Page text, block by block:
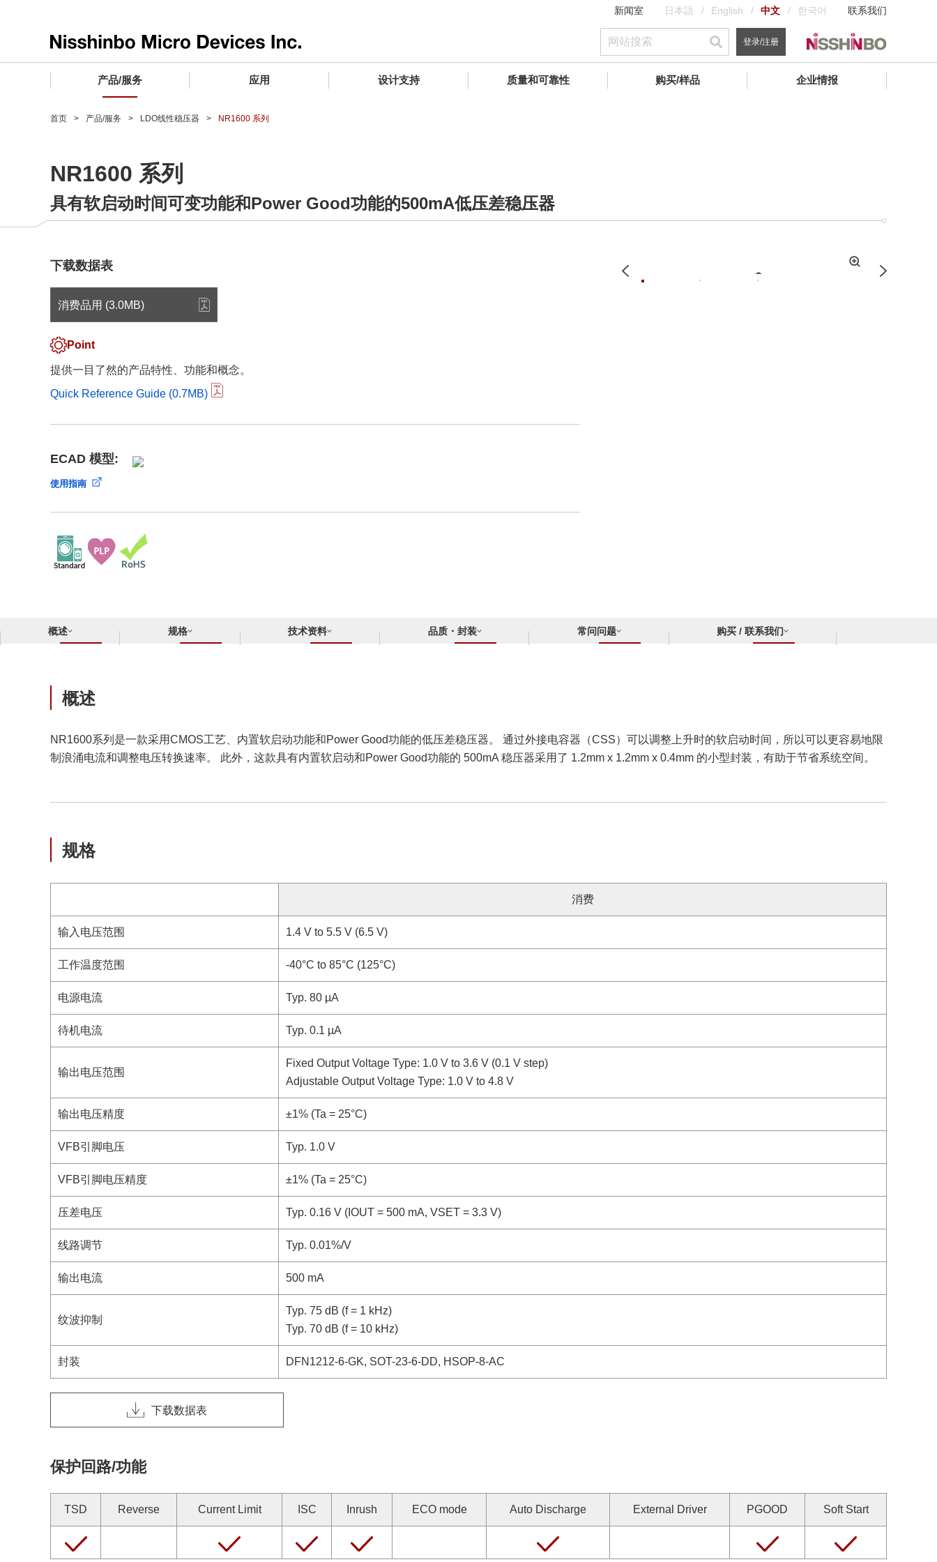
新闻室 日本語 English 中文 한국어 联系我们
登录/注册
产品/服务
微波产品
晶圆代工服务
应用
车载用IC
工业设备用IC
微波产品
设计支持
微波产品
寻找交叉参考产品
质量和可靠性
电子器件
微波产品
购买/样品
微波产品
企业情报
企业理念
公司简介
业务地点
CSR活动 (日本)
合规举报中心
了解⽇清纺微电⼦株式会社
首页 产品/服务 LDO线性稳压器 NR1600 系列
NR1600 系列
具有软启动时间可变功能和Power Good功能的500mA低压差稳压器
下载数据表
消费品用 (3.0MB)
Point
提供一目了然的产品特性、功能和概念。
Quick Reference Guide (0.7MB)
ECAD 模型:
使用指南
Previous Next
拡
概述 规格 技术资料 品质・封装 常问问题 购买 / 联系我们
概述
NR1600系列是一款采用CMOS工艺、内置软启动功能和Power Good功能的低压差稳压器。 通过外接电容器（CSS）可以调整上升时的软启动时间，所以可以更容易地限
制浪涌电流和调整电压转换速率。 此外，这款具有内置软启动和Power Good功能的 500mA 稳压器采用了 1.2mm x 1.2mm x 0.4mm 的小型封装，有助于节省系统空间。
规格
消费
输入电压范围 1.4 V to 5.5 V (6.5 V)
工作温度范围 -40°C to 85°C (125°C)
电源电流 Typ. 80 µA
待机电流 Typ. 0.1 µA
输出电压范围
Fixed Output Voltage Type: 1.0 V to 3.6 V (0.1 V step)
Adjustable Output Voltage Type: 1.0 V to 4.8 V
输出电压精度 ±1% (Ta = 25°C)
VFB引脚电压 Typ. 1.0 V
VFB引脚电压精度 ±1% (Ta = 25°C)
压差电压 Typ. 0.16 V (IOUT = 500 mA, VSET = 3.3 V)
线路调节 Typ. 0.01%/V
输出电流 500 mA
纹波抑制
Typ. 75 dB (f = 1 kHz)
Typ. 70 dB (f = 10 kHz)
封装 DFN1212-6-GK, SOT-23-6-DD, HSOP-8-AC
下载数据表
保护回路/功能
TSD Reverse Current Limit ISC Inrush ECO mode Auto Discharge External Driver PGOOD Soft Start